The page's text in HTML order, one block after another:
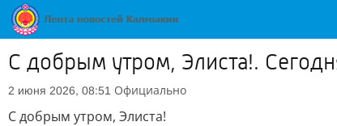
С добрым утром, Элиста!.
2 июня 2026, 08:51 Официально
С добрым утром, Элиста!